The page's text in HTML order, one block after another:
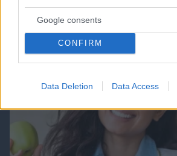
Google consents
CONFIRM
Data Deletion Data Access
Best of Network